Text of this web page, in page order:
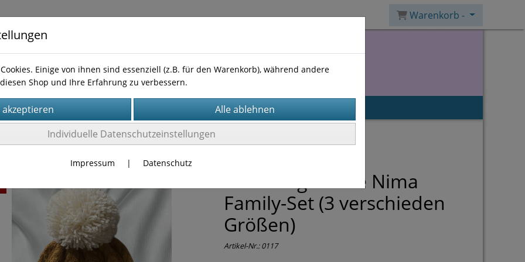
Warenkorb -
Kontakt
Anleitung Mütze Nima
Family-Set (3 verschieden
Größen)
Artikel-Nr.:0117
Einige von ihnen sind essenziell (z.B. für den Warenkorb), während andere
Shop und Ihre Erfahrung zu verbessern.
Individuelle Datenschutzeinstellungen
Impressum | Datenschutz